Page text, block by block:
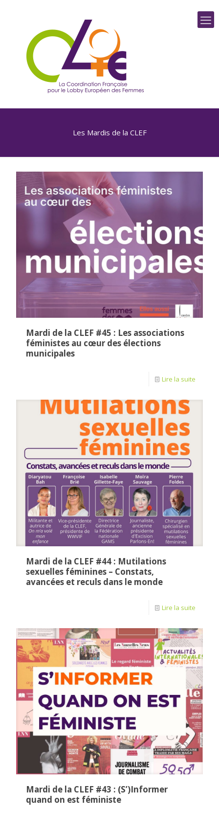
Les Mardis de la CLEF
Mardi de la CLEF #45 : Les associations
féministes au cœur des élections
municipales
Lire la suite
Mardi de la CLEF #44 : Mutilations
sexuelles féminines – Constats,
avancées et reculs dans le monde
Lire la suite
Mardi de la CLEF #43 : (S’)Informer
quand on est féministe